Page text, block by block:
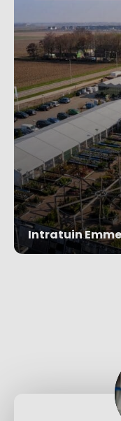
Intratuin